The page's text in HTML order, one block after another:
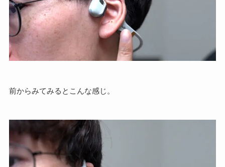
前からみてみるとこんな感じ。